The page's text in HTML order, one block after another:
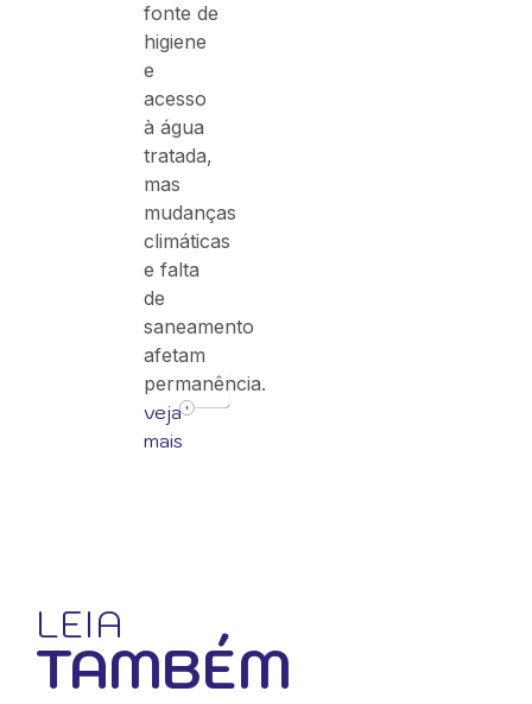
fonte de
higiene
e
acesso
à água
tratada,
mas
mudanças
climáticas
e falta
de
saneamento
afetam
permanência.
veja
mais
LEIA
TAMBÉM